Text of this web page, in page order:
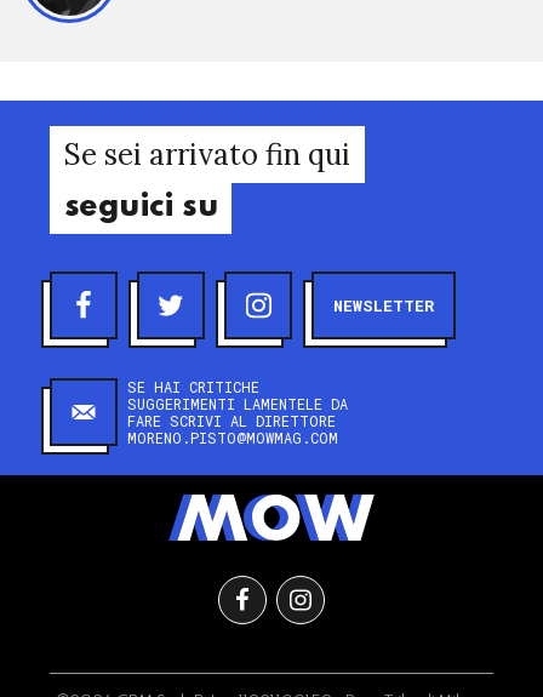
Se sei arrivato fin qui
seguici su
NEWSLETTER
SE HAI CRITICHE
SUGGERIMENTI LAMENTELE DA
FARE SCRIVI AL DIRETTORE
MORENO.PISTO@MOWMAG.COM